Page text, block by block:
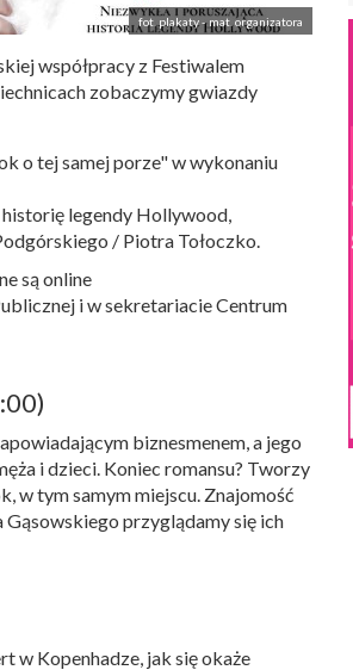
fot. plakaty - mat. organizatora
współpracy z Festiwalem
zobaczymy gwiazdy
o tej samej porze" w wykonaniu
historię legendy Hollywood,
/ Piotra Tołoczko.
są online
i w sekretariacie Centrum
biznesmenem, a jego
i dzieci. Koniec romansu? Tworzy
w tym samym miejscu. Znajomość
przyglądamy się ich
w Kopenhadze, jak się okaże